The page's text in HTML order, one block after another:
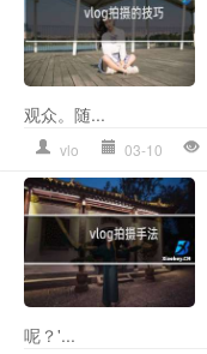
观众。随...
vlo 03-10
呢？'...